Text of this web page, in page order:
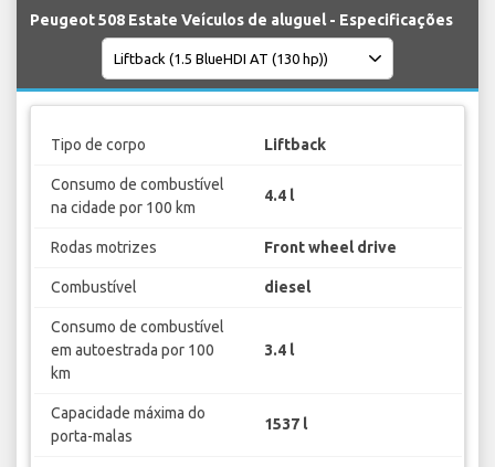
Peugeot 508 Estate Veículos de aluguel - Especificações
Tipo de corpo Liftback
Consumo de combustível
na cidade por 100 km
4.4 l
Rodas motrizes Front wheel drive
Combustível diesel
Consumo de combustível
em autoestrada por 100
km
3.4 l
Capacidade máxima do
porta-malas
1537 l